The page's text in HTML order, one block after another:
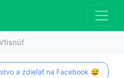
a zdieľať na Facebook 😅